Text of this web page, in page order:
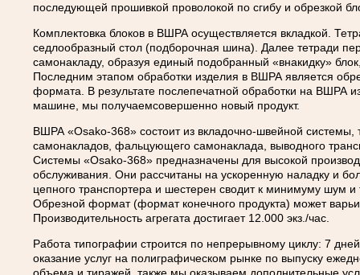
последующей прошивкой проволокой по сгибу и обрезкой
Комплектовка блоков в ВШРА осуществляется вкладкой.
седлообразный стол (подборочная шина). Далее тетради
самонакладу, образуя единый подобранный «внакидку»
Последним этапом обработки изделия в ВШРА является
формата. В результате послепечатной обработки на ВШРА
машине, мы получаемсовершенно новый продукт.
ВШРА «Osako-368» состоит из вкладочно-швейной
самонакладов, фальцующего самонаклада, выводного
Системы «Osako-368» предназначены для высокой
обслуживания. Они рассчитаны на ускоренную наладку и
цепного транспортера и шестерен сводит к минимуму шум
Обрезной формат (формат конечного продукта) может
Производительность агрегата достигает 12.000 экз./час.
Работа типографии строится по непрерывному циклу: 7
оказание услуг на полиграфическом рынке по выпуску